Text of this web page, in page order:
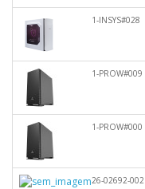
1-INSYS#028
1-PROW#009
1-PROW#000
26-02692-002